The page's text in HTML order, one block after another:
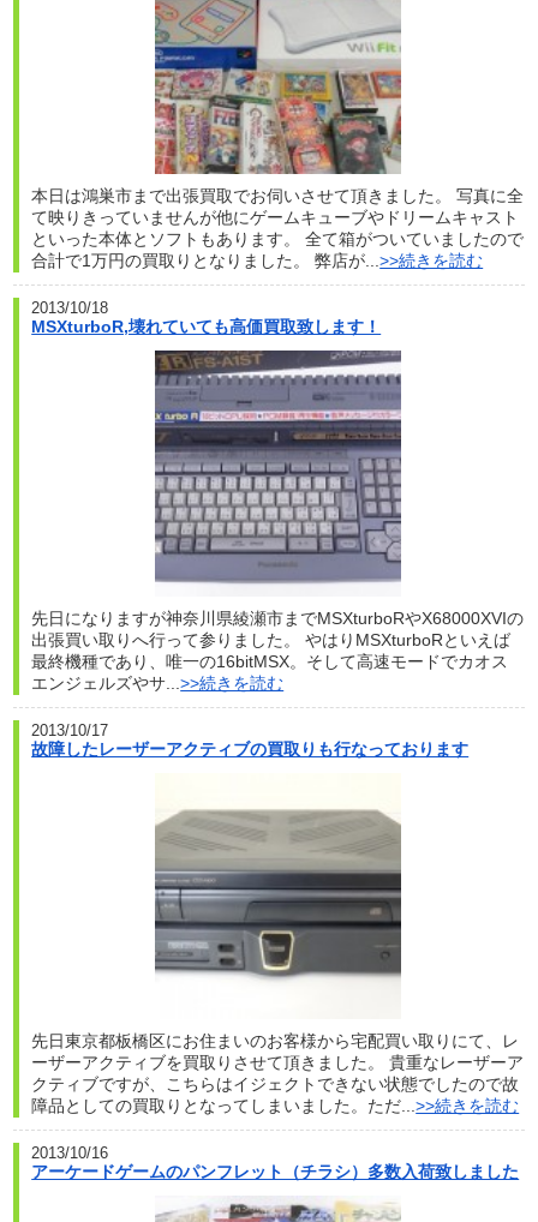
本日は鴻巣市まで出張買取でお伺いさせて頂きました。 写真に全
て映りきっていませんが他にゲームキューブやドリームキャスト
といった本体とソフトもあります。 全て箱がついていましたので
合計で1万円の買取りとなりました。 弊店が...>>続きを読む
2013/10/18
MSXturboR,壊れていても高価買取致します！
先日になりますが神奈川県綾瀬市までMSXturboRやX68000XVIの
出張買い取りへ行って参りました。 やはりMSXturboRといえば
最終機種であり、唯一の16bitMSX。そして高速モードでカオス
エンジェルズやサ...>>続きを読む
2013/10/17
故障したレーザーアクティブの買取りも行なっております
先日東京都板橋区にお住まいのお客様から宅配買い取りにて、レ
ーザーアクティブを買取りさせて頂きました。 貴重なレーザーア
クティブですが、こちらはイジェクトできない状態でしたので故
障品としての買取りとなってしまいました。ただ...>>続きを読む
2013/10/16
アーケードゲームのパンフレット（チラシ）多数入荷致しました